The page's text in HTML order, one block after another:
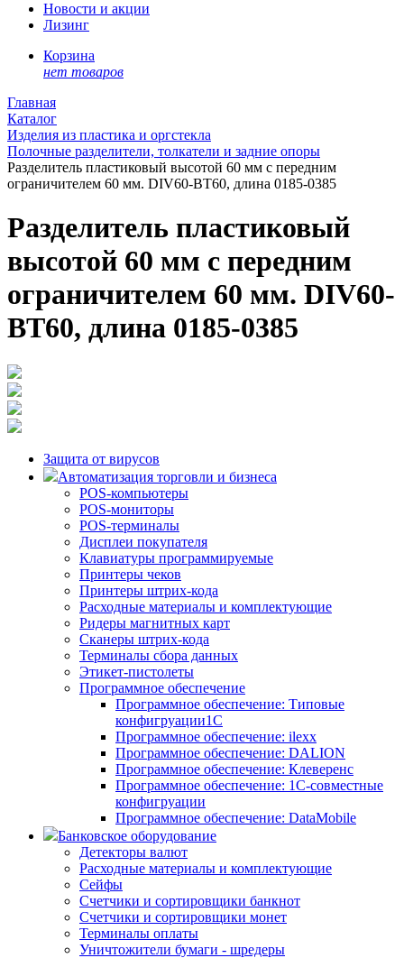
Новости и акции
Лизинг
Корзина
нет товаров
Главная
Каталог
Изделия из пластика и оргстекла
Полочные разделители, толкатели и задние опоры
Разделитель пластиковый высотой 60 мм с передним
ограничителем 60 мм. DIV60-BT60, длина 0185-0385
Разделитель пластиковый
высотой 60 мм с передним
ограничителем 60 мм. DIV60-
BT60, длина 0185-0385
Защита от вирусов
Автоматизация торговли и бизнеса
POS-компьютеры
POS-мониторы
POS-терминалы
Дисплеи покупателя
Клавиатуры программируемые
Принтеры чеков
Принтеры штрих-кода
Расходные материалы и комплектующие
Ридеры магнитных карт
Сканеры штрих-кода
Терминалы сбора данных
Этикет-пистолеты
Программное обеспечение
Программное обеспечение: Типовые
конфигруации1С
Программное обеспечение: ilexx
Программное обеспечение: DALION
Программное обеспечение: Клеверенс
Программное обеспечение: 1С-совместные
конфигруации
Программное обеспечение: DataMobile
Банковское оборудование
Детекторы валют
Расходные материалы и комплектующие
Сейфы
Счетчики и сортировщики банкнот
Счетчики и сортировщики монет
Терминалы оплаты
Уничтожители бумаги - шредеры